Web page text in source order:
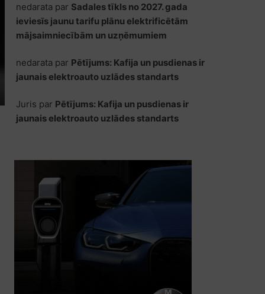
nedarata par Sadales tīkls no 2027. gada
ieviesīs jaunu tarifu plānu elektrificētām
mājsaimniecībām un uzņēmumiem
nedarata par Pētījums: Kafija un pusdienas ir
jaunais elektroauto uzlādes standarts
Juris par Pētījums: Kafija un pusdienas ir
jaunais elektroauto uzlādes standarts